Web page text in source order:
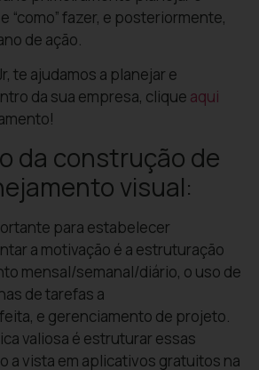
“como” fazer, e posteriormente,
de ação.
te ajudamos a planejar e
da sua empresa, clique aqui
da construção de
visual:
para estabelecer
a motivação é a estruturação
mensal/semanal/diário, o uso de
de tarefas a
e gerenciamento de projeto.
valiosa é estruturar essas
a vista em aplicativos gratuitos na